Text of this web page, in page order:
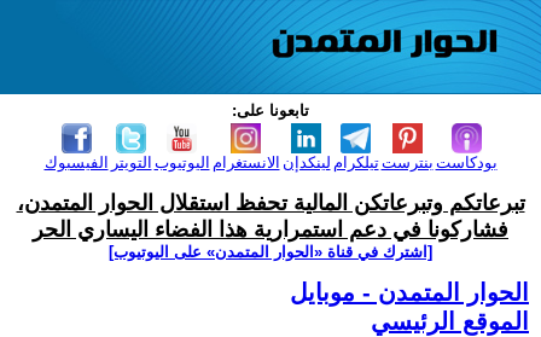
تابعونا على:
الفيسبوك التويتر اليوتيوب الانستغرام لينكدإن تيلكرامبنترست بودكاست
تبرعاتكم وتبرعاتكن المالية تحفظ استقلال الحوار المتمدن،
فشاركونا في دعم استمرارية هذا الفضاء اليساري الحر
[اشترك في قناة ‫«الحوار المتمدن» على اليوتيوب]
الحوار المتمدن - موبايل
الموقع الرئيسي